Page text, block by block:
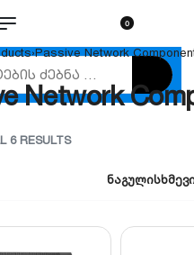
0
›Passive Network
Network
6 RESULTS